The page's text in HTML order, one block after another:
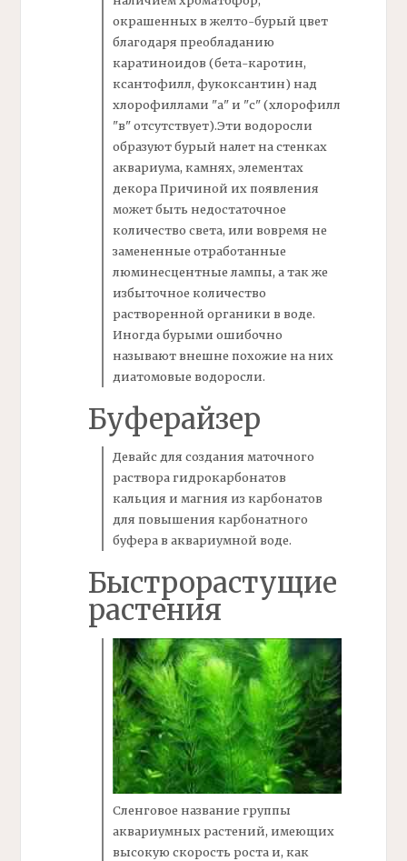
окрашенных в желто-бурый цвет
благодаря преобладанию
каратиноидов (бета-каротин,
ксантофилл, фукоксантин) над
хлорофиллами "а" и "с" (хлорофилл
"в" отсутствует).Эти водоросли
образуют бурый налет на стенках
аквариума, камнях, элементах
декора Причиной их появления
может быть недостаточное
количество света, или вовремя не
замененные отработанные
люминесцентные лампы, а так же
избыточное количество
растворенной органикив воде.
Иногда бурыми ошибочно
называют внешне похожие на них
диатомовые водоросли.
Буферайзер
Девайс для создания маточного
раствора гидрокарбонатов
кальция и магния из карбонатов
для повышения карбонатного
буферав аквариумной воде.
Быстрорастущие
растения
Сленговое название группы
аквариумных растений, имеющих
высокую скорость роста и, как